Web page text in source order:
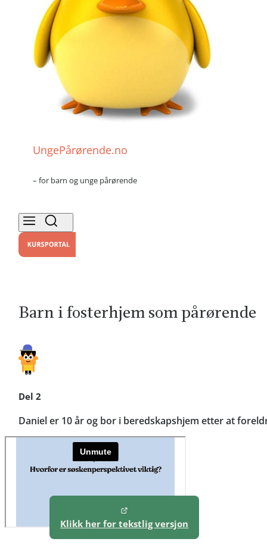
UngePårørende.no
– for barn og unge pårørende
Barn i fosterhjem som pårørende
Del 2
Daniel er 10 år og bor i beredskapshjem etter at
Klikk her for tekstlig versjon